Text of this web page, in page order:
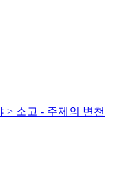
> 소고 - 주제의 변천